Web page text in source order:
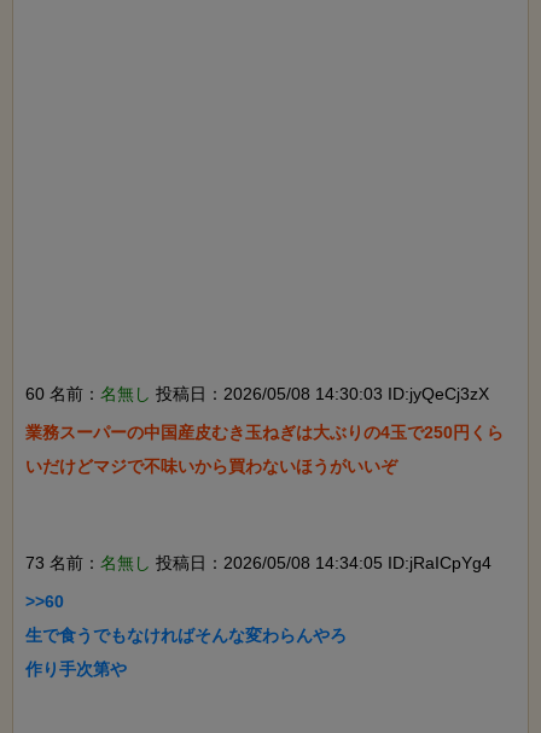
60 名前： 名無し 投稿日：2026/05/08 14:30:03 ID:jyQeCj3zX
業務スーパーの中国産皮むき玉ねぎは大ぶりの4玉で250円くら
いだけどマジで不味いから買わないほうがいいぞ
73 名前： 名無し 投稿日：2026/05/08 14:34:05 ID:jRaICpYg4
>>60
生で食うでもなければそんな変わらんやろ
作り手次第や